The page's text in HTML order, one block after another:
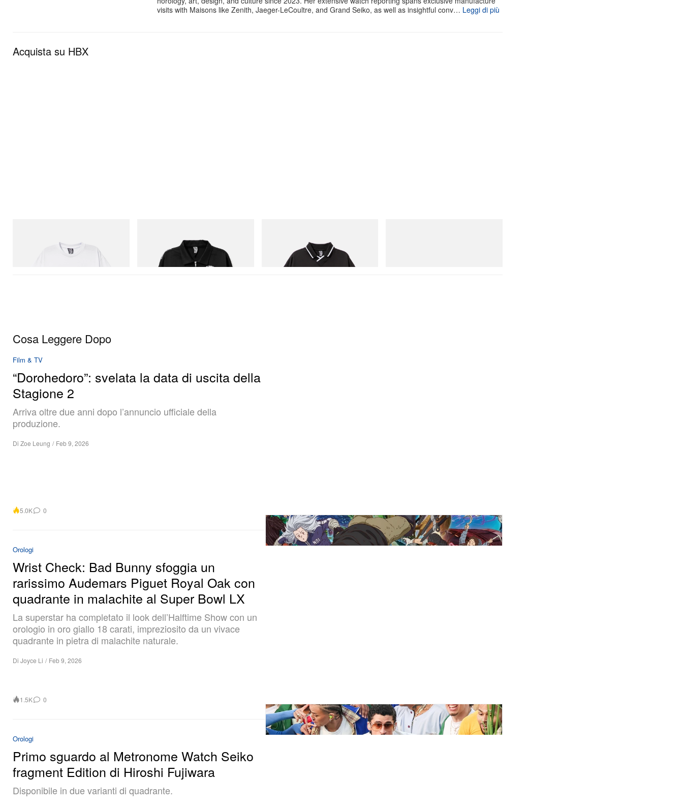
visits with Maisons like Zenith, Jaeger-LeCoultre, and Grand Seiko, as well as insightful conv… Leggi di più
Acquista su HBX
Billionaire Boys Club X Initial D Cotton
Acquista ora
Acquista ora
Film & TV
“Dorohedoro”: svelata la data di uscita della
Stagione 2
Arriva oltre due anni dopo l’annuncio ufficiale della
produzione.
DiZoe Leung / Feb 9, 2026
Wrist Check: Bad Bunny sfoggia un
rarissimo Audemars Piguet Royal Oak con
quadrante in malachite al Super Bowl LX
La superstar ha completato il look dell’Halftime Show con un
orologio in oro giallo 18 carati, impreziosito da un vivace
quadrante in pietra di malachite naturale.
DiJoyce Li / Feb 9, 2026
Primo sguardo al Metronome Watch Seiko
fragment Edition di Hiroshi Fujiwara
Disponibile in due varianti di quadrante.
DiZoe Leung / Feb 9, 2026